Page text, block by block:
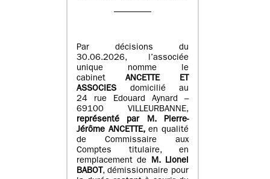
Par décisions du
30.06.2026, l’associée
unique nomme le
cabinet ANCETTE ET
ASSOCIES
domicilié au
24 rue Edouard Aynard –
69100 VILLEURBANNE,
représenté par M.Pierre-
Jérôme ANCETTE, en qualité
de Commissaire aux
Comptes titulaire, en
remplacement de M.Lionel
BABOT , démissionnaire pour